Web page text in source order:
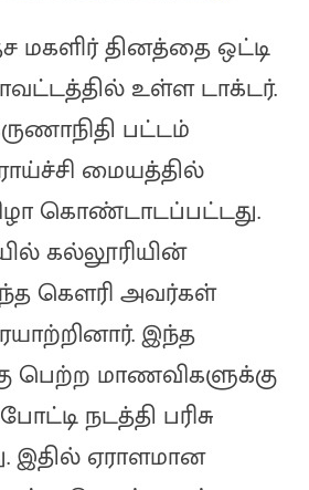
மகளிர் தினத்தை ஒட்டி
உள்ள டாக்டர்.
பட்டம்
மையத்தில்
கொண்டாடப்பட்டது.
கல்லூரியின்
கௌரி அவர்கள்
இந்த
பெற்ற மாணவிகளுக்கு
நடத்தி பரிசு
இதில் ஏராளமான